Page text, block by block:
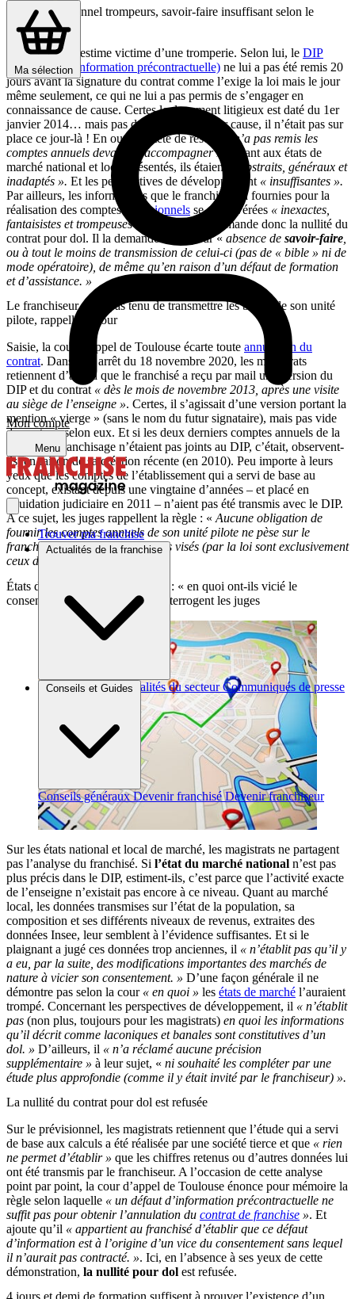
Ma sélection
Mon compte
Menu
Trouver ma franchise
Actualités de la franchise
Brèves et actus Actualités du secteur Communiqués de presse
Conseils et Guides
Conseils généraux Devenir franchisé Devenir franchiseur
DIP et prévisionnel trompeurs, savoir-faire insuffisant selon le
franchisé
Le franchisé s’estime victime d’une tromperie. Selon lui, le DIP
(Document d’information précontractuelle) ne lui a pas été remis 20
jours avant la signature du contrat comme l’exige la loi mais le jour
même seulement, ce qui ne lui a pas permis de s’engager en
connaissance de cause. Certes le document litigieux est daté du 1er
janvier 2014… mais pas de sa main. Et pour cause, il n’était pas sur
place ce jour-là ! En outre, la tête de réseau
« n’a pas remis les
comptes annuels devant (l’)accompagner ».
Quant aux états de
marché national et local présentés, ils étaient
« abstraits, généraux et
inadaptés ». Et les perspectives de développement « insuffisantes ».
Par ailleurs, les informations que le franchiseur a fournies pour la
réalisation des comptes
prévisionnels se sont avérées « inexactes,
fantaisistes et trompeuses ».
Le franchisé demande donc la nullité du
contrat pour dol. Il la demande aussi pour « absence de savoir-faire
ou à tout le moins de transmission de celui-ci (pas de « bible » ni de
mode opératoire), de même qu’en raison d’un défaut de formation
et d’assistance. »
Le franchiseur n’est pas tenu de transmettre les bilans de son unité
pilote, rappelle la cour
Saisie, la cour d’appel de Toulouse écarte toute annulation du
contrat. Dans leur arrêt du 18 novembre 2020, les magistrats
retiennent d’abord que le franchisé a reçu par mail une version du
DIP et du contrat « dès le mois de novembre 2013, après une visite
au siège de l’enseigne ». Certes, il s’agissait d’une version portant la
mention « vierge » (sans le nom du futur signataire), mais pas vide
de contenu selon eux. Et si les deux derniers comptes annuels de la
société de franchisage n’étaient pas joints au DIP, c’était, observent-
ils, en raison de sa création récente (en 2010). Peu importe à leurs
yeux que les comptes de l’établissement qui a servi de base au
concept, existant depuis une vingtaine d’années – et placé en
liquidation judiciaire en 2011 – n’aient pas été transmis avec le DIP.
A ce sujet, les juges rappellent la règle : « Aucune obligation de
fournir les comptes annuels de son unité pilote ne pèse sur le
franchiseur. Les comptes annuels visés (par la loi sont exclusivement
ceux de sa société) ».
États du marché national et local : « en quoi ont-ils vicié le
consentement du franchisé ? » interrogent les juges
Sur les états national et local de marché, les magistrats ne partagent
pas l’analyse du franchisé. Si l’état du marché national n’est pas
plus précis dans le DIP, estiment-ils, c’est parce que l’activité exacte
de l’enseigne n’existait pas encore à ce niveau. Quant au marché
local, les données transmises sur l’état de la population, sa
composition et ses différents niveaux de revenus, extraites des
données Insee, leur semblent à l’évidence suffisantes. Et si le
plaignant a jugé ces données trop anciennes, il « n’établit pas qu’il y
a eu, par la suite, des modifications importantes des marchés de
nature à vicier son consentement. » D’une façon générale il ne
démontre pas selon la cour « en quoi » les états de marché l’auraient
trompé. Concernant les perspectives de développement, il « n’établit
pas (non plus, toujours pour les magistrats) en quoi les informations
qu’il décrit comme laconiques et banales sont constitutives d’un
dol. » D’ailleurs, il « n’a réclamé aucune précision
supplémentaire » à leur sujet, « ni souhaité les compléter par une
étude plus approfondie (comme il y était invité par le franchiseur) ».
La nullité du contrat pour dol est refusée
Sur le prévisionnel, les magistrats retiennent que l’étude qui a servi
de base aux calculs a été réalisée par une société tierce et que « rien
ne permet d’établir » que les chiffres retenus ou d’autres données lui
ont été transmis par le franchiseur. A l’occasion de cette analyse
point par point, la cour d’appel de Toulouse énonce pour mémoire la
règle selon laquelle « un défaut d’information précontractuelle ne
suffit pas pour obtenir l’annulation du contrat de franchise ». Et
ajoute qu’il « appartient au franchisé d’établir que ce défaut
d’information est à l’origine d’un vice du consentement sans lequel
il n’aurait pas contracté. ». Ici, en l’absence à ses yeux de cette
démonstration, la nullité pour dol est refusée.